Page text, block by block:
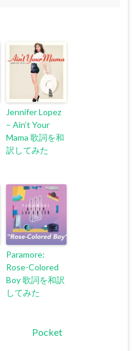
Jennifer Lopez
– Ain’t Your
Mama 歌詞を和
訳してみた
Paramore:
Rose-Colored
Boy 歌詞を和訳
してみた
Pocket